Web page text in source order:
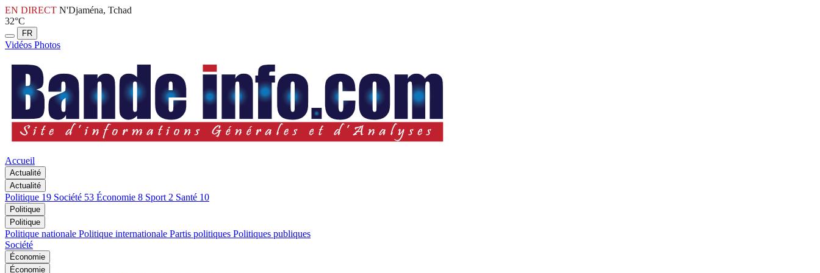
EN DIRECT N'Djaména, Tchad
32°C
FR
Vidéos Photos
Accueil
Actualité
Actualité
Politique 19 Société 53 Économie 8 Sport 2 Santé 10
Politique
Politique
Politique nationale Politique internationale Partis politiques Politiques publiques
Société
Économie
Économie